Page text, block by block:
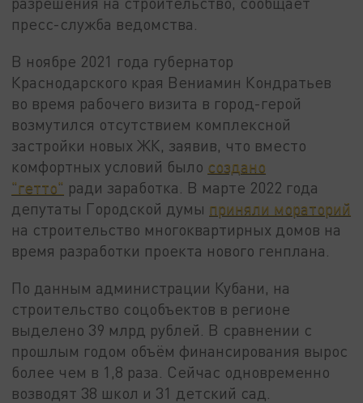
пресс-служба ведомства.
В ноябре 2021 года губернатор
Краснодарского края Вениамин Кондратьев
во время рабочего визита в город-герой
возмутился отсутствием комплексной
застройки новых ЖК, заявив, что вместо
комфортных условий было создано
"гетто" ради заработка. В марте 2022 года
депутаты Городской думы приняли мораторий
на строительство многоквартирных домов на
время разработки проекта нового генплана.
По данным администрации Кубани, на
строительство соцобъектов в регионе
выделено 39 млрд рублей. В сравнении с
прошлым годом объём финансирования вырос
более чем в 1,8 раза. Сейчас одновременно
возводят 38 школ и 31 детский сад.